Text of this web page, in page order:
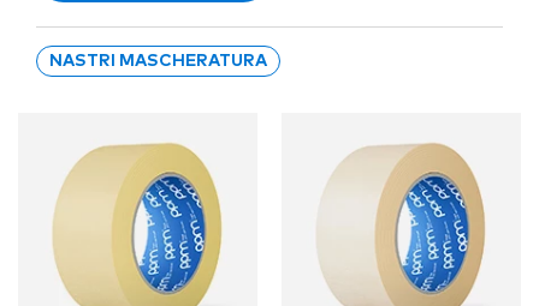
PPM ha ottenuto la certificazione PEFC (PEFC/18-
32-126) per la sua gamma di nastri per
PEFC è un sistema di certificazione riconosciuto a
livello mondiale per le pratiche forestali sostenibili,
che garantisce che i prodotti forestali utilizzati nella
produzione provengano da foreste gestite in modo
responsabile.
NASTRI MASCHERATURA